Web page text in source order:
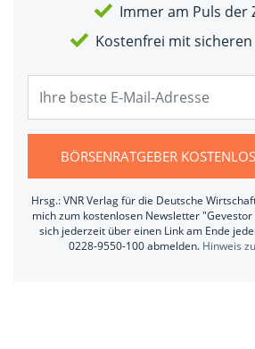
Immer am Puls der
Kostenfrei mit
BÖRSENRATGEBER
Hrsg.: VNR Verlag für die Deutsche
mich zum kostenlosen Newsletter
sich jederzeit über einen Link am Ende
0228-9550-100 abmelden. Hinweis